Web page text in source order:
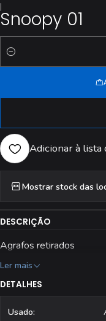
|
Snoopy 01
Quantidade
Adicionar à lista
Mostrar stock das
DESCRIÇÃO
Agrafos retirados
Ler mais
DETALHES
Usado: